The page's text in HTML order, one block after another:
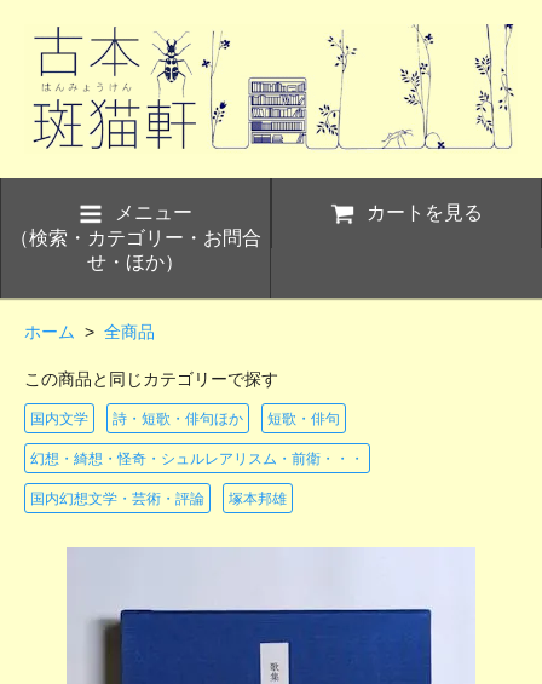
メニュー
（検索・カテゴリー・お問合
せ・ほか）
カートを見る
ホーム > 全商品
この商品と同じカテゴリーで探す
国内文学 詩・短歌・俳句ほか 短歌・俳句
幻想・綺想・怪奇・シュルレアリスム・前衛・・・
国内幻想文学・芸術・評論 塚本邦雄